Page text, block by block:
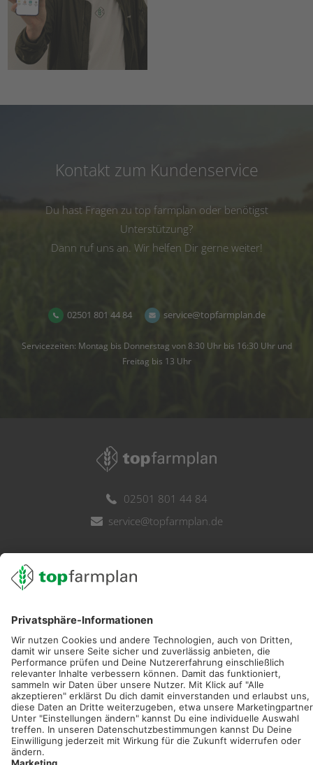
Kontakt zum Kundenservice
Du hast Fragen zu top farmplan oder benötigst
Unterstützung?
Dann ruf uns an. Wir helfen Dir gerne weiter!
02501 801 44 84 service@topfarmplan.de
Servicezeiten: Montag bis Donnerstag von 8:30 Uhr bis 16:30 Uhr und
Freitag bis 13 Uhr
02501 801 44 84
service@topfarmplan.de
Sei immer auf dem Laufenden!
Neue Features, spannende Tipps und hilfreiche Anleitungen!
Registriere dich kostenlos!
Optimiere Dein Agrarbüro -